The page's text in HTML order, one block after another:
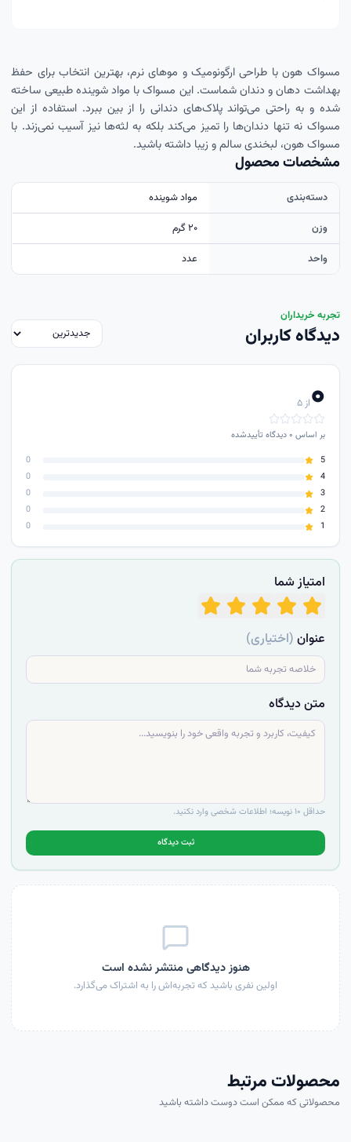
مسواک هون با طراحی ارگونومیک و موهای نرم، بهترین انتخاب برای حفظ
بهداشت دهان و دندان شماست. این مسواک با مواد شوینده طبیعی ساخته
شده و به راحتی می‌تواند پلاک‌های دندانی را از بین ببرد. استفاده از این
مسواک نه تنها دندان‌ها را تمیز می‌کند بلکه به لثه‌ها نیز آسیب نمی‌زند. با
مسواک هون، لبخندی سالم و زیبا داشته باشید.
مشخصات محصول
دسته‌بندی
مواد شوینده
وزن
۲۰ گرم
واحد
عدد
تجربه خریداران
دیدگاه کاربران
۰از ۵
بر اساس ۰دیدگاه تأییدشده
5
0
4
0
3
0
2
0
1
0
امتیاز شما
عنوان(اختیاری)
متن دیدگاه
حداقل ۱۰ نویسه؛ اطلاعات شخصی وارد نکنید.
ثبت دیدگاه
هنوز دیدگاهی منتشر نشده است
اولین نفری باشید که تجربه‌اش را به اشتراک می‌گذارد.
محصولات مرتبط
محصولاتی که ممکن است دوست داشته باشید